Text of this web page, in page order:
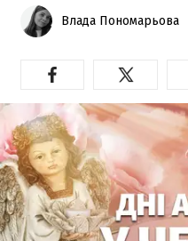
Влада Пономарьова